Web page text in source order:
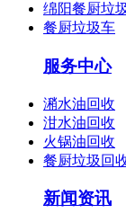
绵阳餐厨垃
餐厨垃圾车
服务中心
潲水油回收
泔水油回收
火锅油回收
餐厨垃圾回
新闻资讯